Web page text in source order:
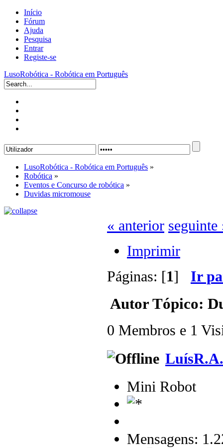
Início
Fórum
Ajuda
Pesquisa
Entrar
Registe-se
LusoRobótica - Robótica em Português
LusoRobótica - Robótica em Português »
Robótica »
Eventos e Concurso de robótica »
Duvidas micromouse
« anterior seguinte
Imprimir
Páginas: [1] Ir
AutorTópico:
0 Membros e 1
LuísR.A.
Mini Robot
Mensagens: